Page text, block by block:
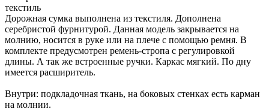
текстиль
Дорожная сумка выполнена из текстиля. Дополнена
серебристой фурнитурой. Данная модель закрывается на
молнию, носится в руке или на плече с помощью ремня. В
комплекте предусмотрен ремень-стропа с регулировкой
длины. А так же встроенные ручки. Каркас мягкий. По дну
имеется расширитель.
Внутри: подкладочная ткань, на боковых стенках есть карман
на молнии.